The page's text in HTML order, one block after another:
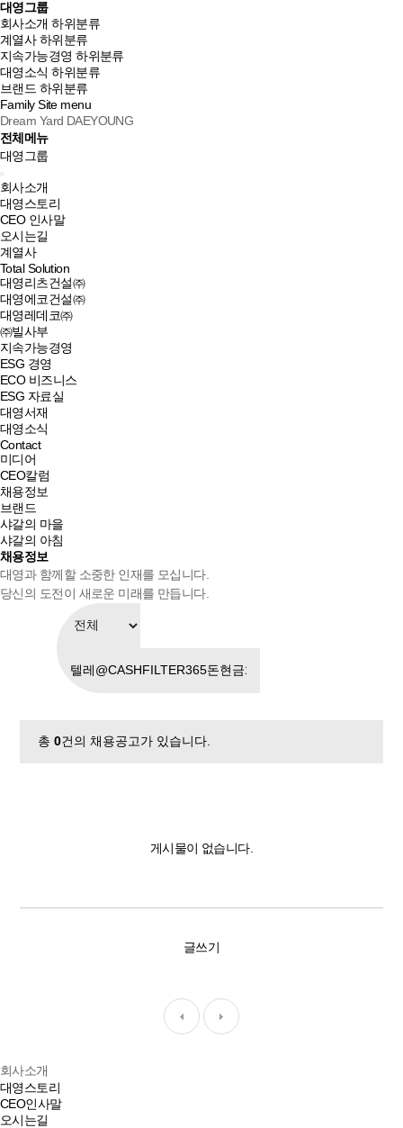
대영그룹
회사소개 하위분류
계열사 하위분류
지속가능경영 하위분류
대영소식 하위분류
브랜드 하위분류
Family Site menu
Dream Yard DAEYOUNG
전체메뉴
대영그룹
회사소개
대영스토리
CEO 인사말
오시는길
계열사
Total Solution
대영리츠건설㈜
대영에코건설㈜
대영레데코㈜
㈜빌사부
지속가능경영
ESG 경영
ECO 비즈니스
ESG 자료실
대영서재
대영소식
Contact
미디어
CEO칼럼
채용정보
브랜드
샤갈의 마을
샤갈의 아침
채용정보
대영과 함께할 소중한 인재를 모십니다.
당신의 도전이 새로운 미래를 만듭니다.
총0건의 채용공고가 있습니다.
게시물이 없습니다.
글쓰기
회사소개
대영스토리
CEO인사말
오시는길